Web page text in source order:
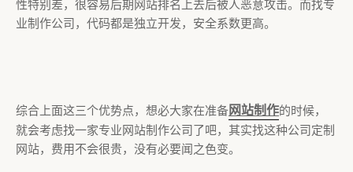
性特别差，很容易后期网站排名上去后被人恶意攻击。而找专
业制作公司，代码都是独立开发，安全系数更高。
综合上面这三个优势点，想必大家在准备网站制作的时候，
就会考虑找一家专业网站制作公司了吧，其实找这种公司定制
网站，费用不会很贵，没有必要闻之色变。